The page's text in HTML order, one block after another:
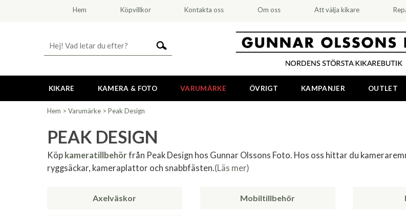
Hem Köpvillkor Kontakta oss Om oss Att välja kikare
KIKARE KAMERA & FOTO VARUMÄRKE ÖVRIGT KAMPANJER OUTLET
Hem > Varumärke > Peak Design
PEAK DESIGN
Köp kameratillbehörfrån Peak Design hos Gunnar Olssons Foto. Hos oss hittar du
ryggsäckar, kameraplattor och snabbfästen.(Läs mer)
Axelväskor Mobiltillbehör